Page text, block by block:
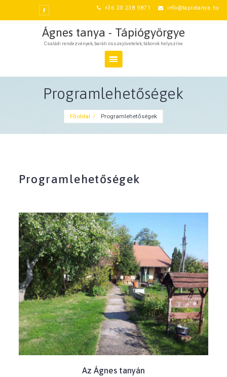
+36 20 238 9871 info@tapiotanya.hu
Ágnes tanya - Tápiógyörgye
Családi rendezvények, baráti összejövetelek, táborok helyszíne
Programlehetőségek
Főoldal Programlehetőségek
Programlehetőségek
Az Ágnes tanyán